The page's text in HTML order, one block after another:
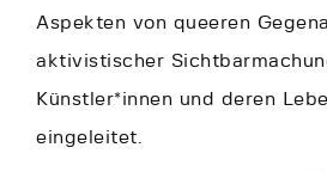
Aspekten von queeren
aktivistischer
Künstler*innen und deren
eingeleitet.